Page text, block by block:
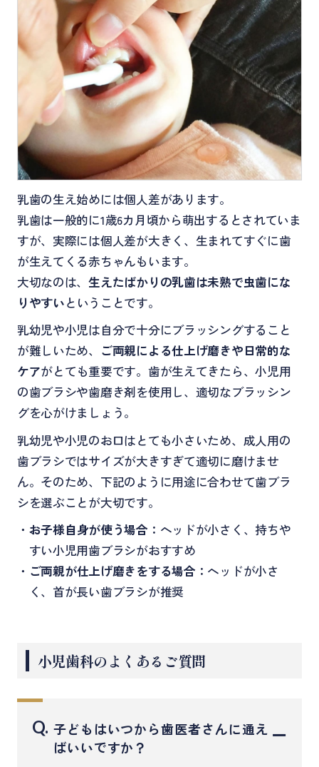
乳歯の生え始めには個人差があります。
乳歯は一般的に1歳6カ月頃から萌出するとされていま
すが、実際には個人差が大きく、生まれてすぐに歯
が生えてくる赤ちゃんもいます。
大切なのは、生えたばかりの乳歯は未熟で虫歯にな
りやすいということです。
乳幼児や小児は自分で十分にブラッシングすること
が難しいため、 ご両親による仕上げ磨きや日常的な
ケアがとても重要です。歯が生えてきたら、小児用
の歯ブラシや歯磨き剤を使用し、適切なブラッシン
グを心がけましょう。
乳幼児や小児のお口はとても小さいため、成人用の
歯ブラシではサイズが大きすぎて適切に磨けませ
ん。そのため、下記のように用途に合わせて歯ブラ
シを選ぶことが大切です。
・ お子様自身が使う場合： ヘッドが小さく、持ちや
すい小児用歯ブラシがおすすめ
・ ご両親が仕上げ磨きをする場合： ヘッドが小さ
く、首が長い歯ブラシが推奨
小児歯科のよくあるご質問
Q. 子どもはいつから歯医者さんに通え
ばいいですか？